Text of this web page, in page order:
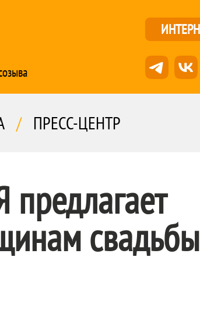
/ ПРЕСС-ЦЕНТР
предлагает
свадьбы